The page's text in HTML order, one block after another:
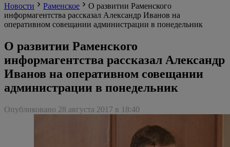
Новости
Раменское
О развитии Раменского
информагентства рассказал Александр Иванов на
оперативном совещании администрации в понедельник
О развитии Раменского
информагентства рассказал Александр
Иванов на оперативном совещании
администрации в понедельник
Опубликовано 28 августа 2017 в 18:40